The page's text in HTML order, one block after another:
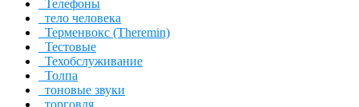
Телефоны
тело человека
Терменвокс (Theremin)
Тестовые
Техобслуживание
Толпа
тоновые звуки
торговля